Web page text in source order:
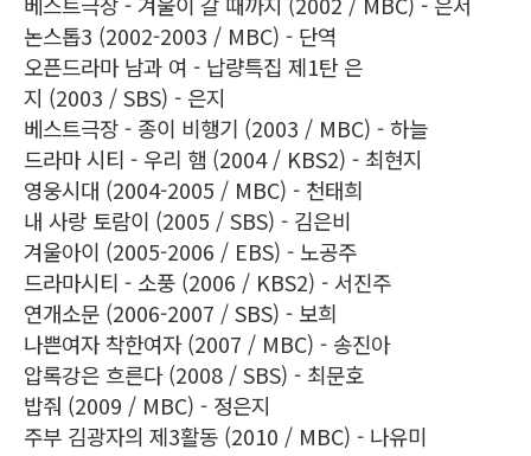
논스톱3 (2002-2003 / MBC) - 단역
오픈드라마 남과 여 - 납량특집 제1탄 은
지 (2003 / SBS) - 은지
베스트극장 - 종이 비행기 (2003 / MBC) - 하늘
드라마 시티 - 우리 햄 (2004 / KBS2) - 최현지
영웅시대 (2004-2005 / MBC) - 천태희
내 사랑 토람이 (2005 / SBS) - 김은비
겨울아이 (2005-2006 / EBS) - 노공주
드라마시티 - 소풍 (2006 / KBS2) - 서진주
연개소문 (2006-2007 / SBS) - 보희
나쁜여자 착한여자 (2007 / MBC) - 송진아
압록강은 흐른다 (2008 / SBS) - 최문호
밥줘 (2009 / MBC) - 정은지
주부 김광자의 제3활동 (2010 / MBC) - 나유미